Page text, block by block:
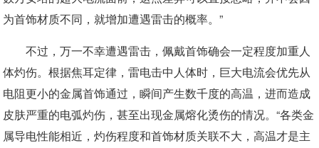
为首饰材质不同，就增加遭遇雷击的概率。”
不过，万一不幸遭遇雷击，佩戴首饰确会一定程度加重人
体灼伤。 根据焦耳定律，雷电击中人体时，巨大电流会优先从
电阻更小的金属首饰通过，瞬间产生数千度的高温，进而造成
皮肤严重的电弧灼伤，甚至出现金属熔化烫伤的情况。“各类金
属导电性能相近，灼伤程度和首饰材质关联不大，高温才是主